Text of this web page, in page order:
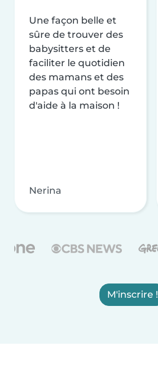
Une façon belle et
sûre de trouver des
babysitters et de
faciliter le quotidien
des mamans et des
papas qui ont besoin
d'aide à la maison !
Nerina
M'inscrire !